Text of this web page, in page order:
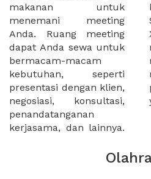
makanan untuk
menemani meeting
Anda. Ruang meeting
dapat Anda sewa untuk
bermacam-macam
kebutuhan, seperti
presentasi dengan klien,
negosiasi, konsultasi,
penandatanganan
kerjasama, dan lainnya.
kebutuhan klien Anda.
Sewa meeting room di
XWORK akan
mempermudah
meeting Anda dan
membuat klien Anda
puas dengan meeting